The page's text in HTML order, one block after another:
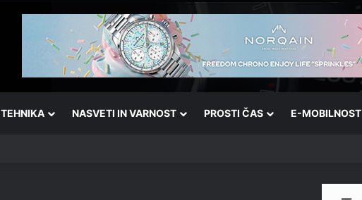
TEHNIKA NASVETI IN VARNOST PROSTI ČAS E-MOBILNOST